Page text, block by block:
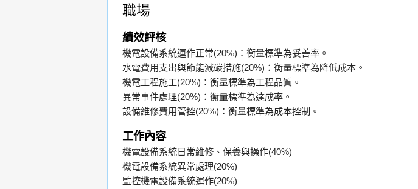
職場
績效評核
機電設備系統運作正常(20%)：衡量標準為妥善率。
水電費用支出與節能減碳措施(20%)：衡量標準為降低成本。
機電工程施工(20%)：衡量標準為工程品質。
異常事件處理(20%)：衡量標準為達成率。
設備維修費用管控(20%)：衡量標準為成本控制。
工作內容
機電設備系統日常維修、保養與操作(40%)
機電設備系統異常處理(20%)
監控機電設備系統運作(20%)